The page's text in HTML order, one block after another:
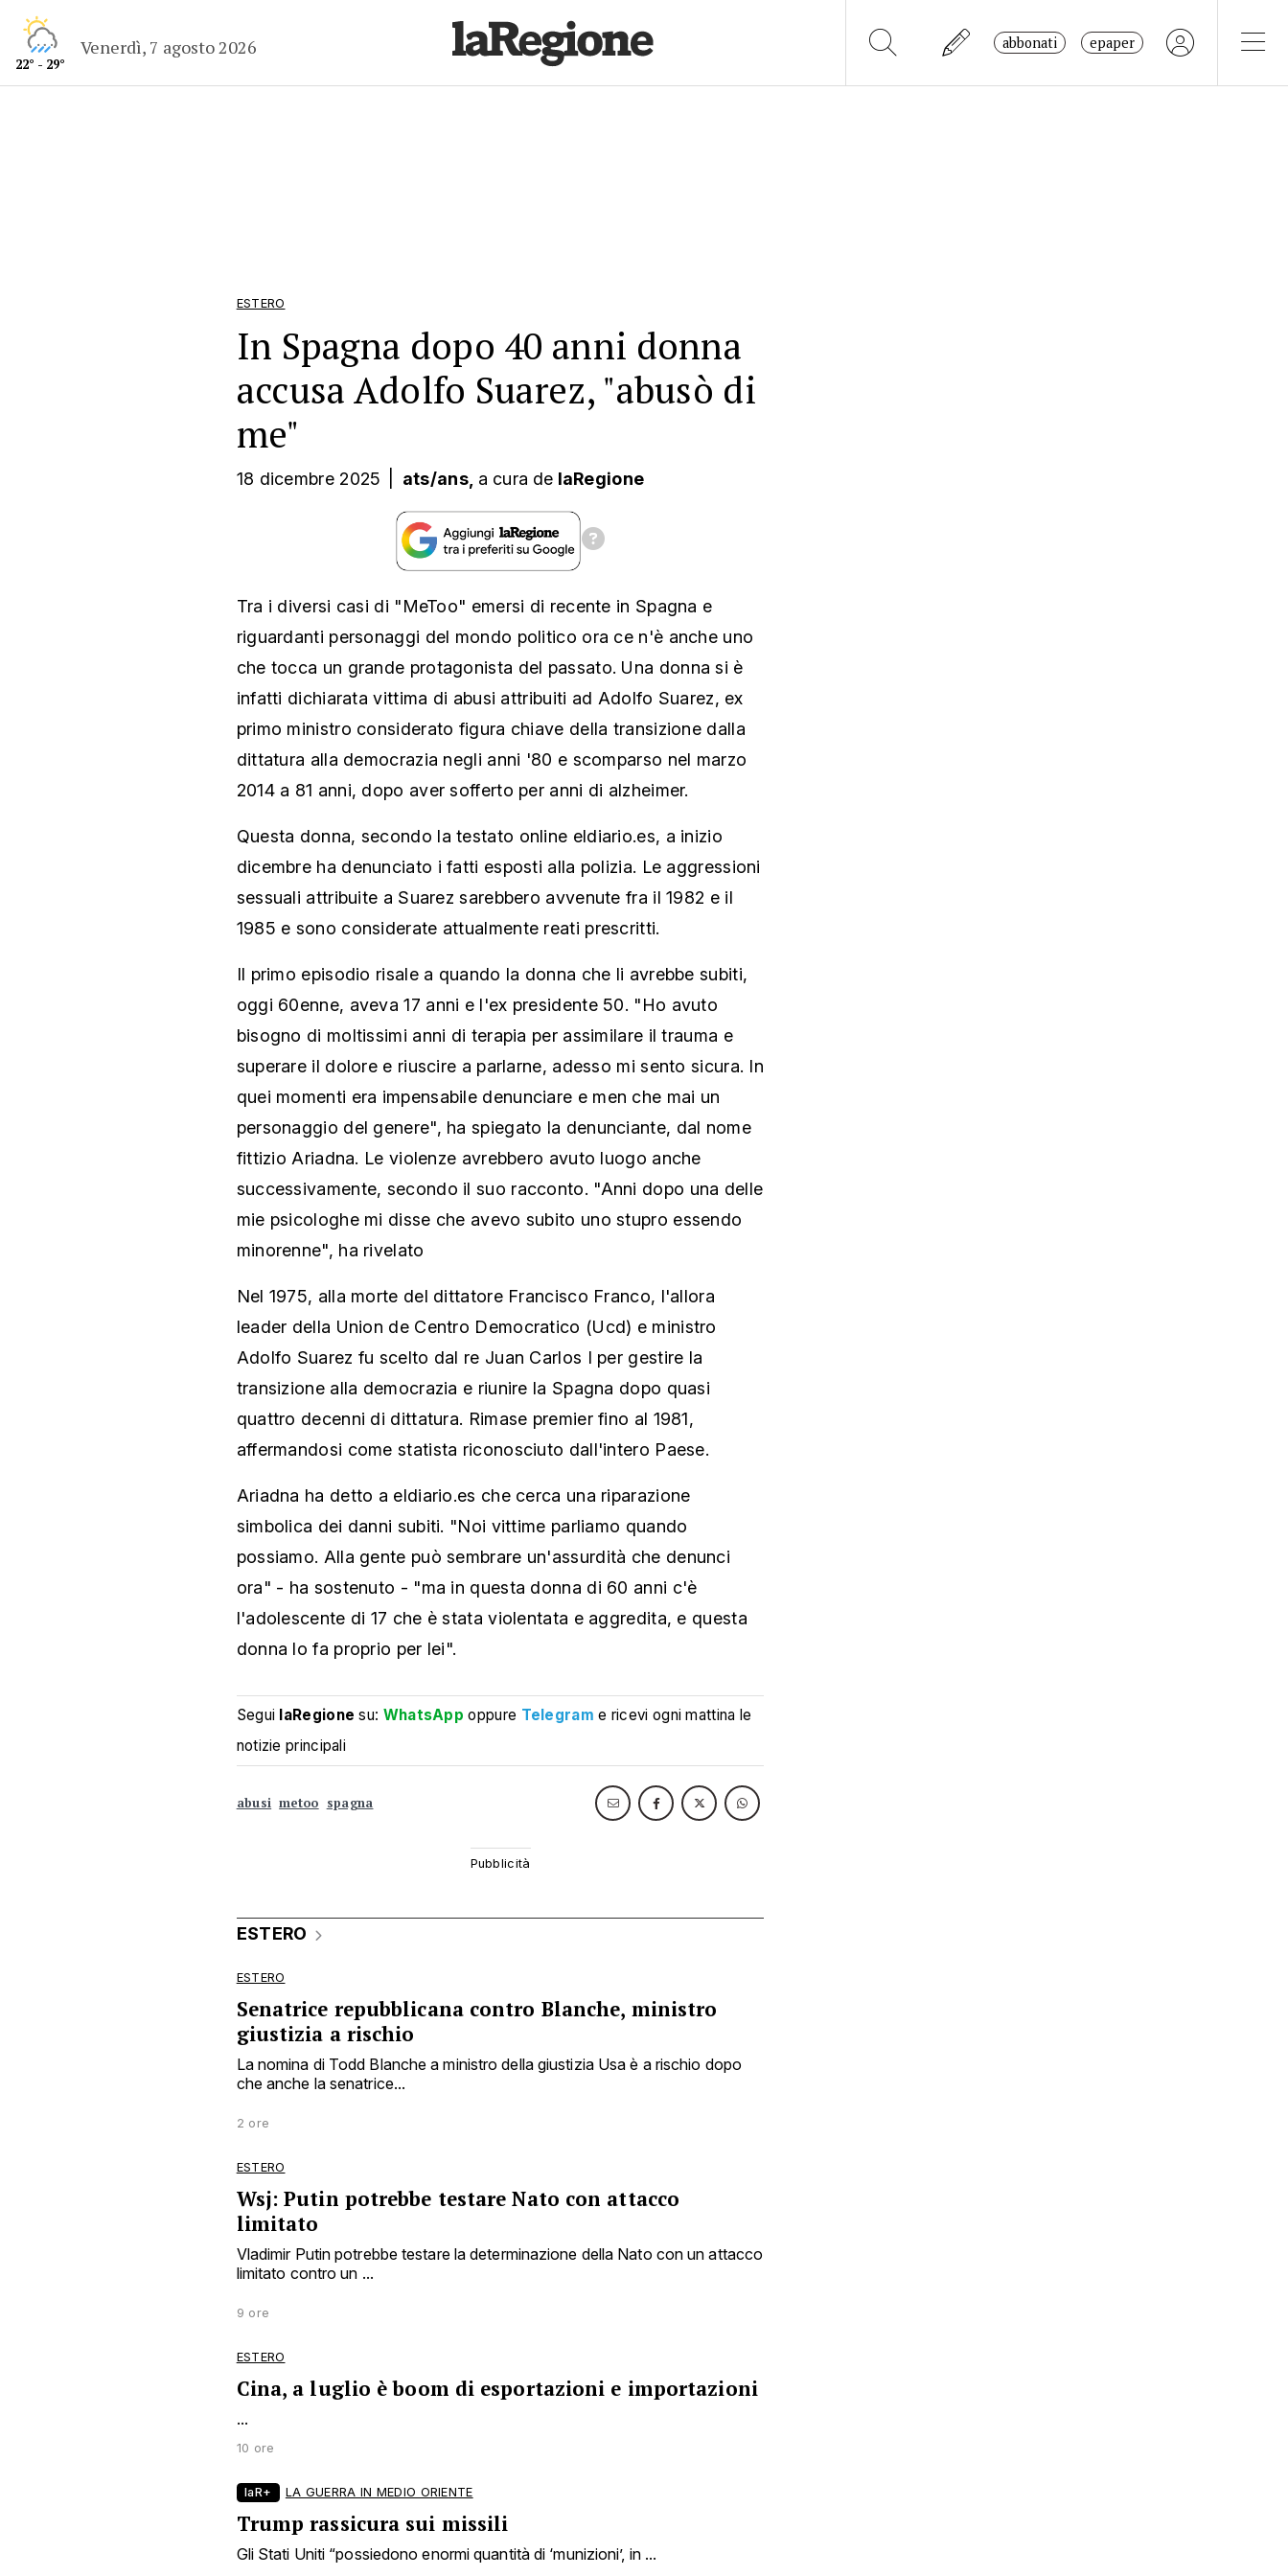
22° - 29°
Venerdì, 7 agosto 2026 abbonati epaper
ESTERO
In Spagna dopo 40 anni donna
accusa Adolfo Suarez, "abusò di
me"
18 dicembre 2025 ats/ans, a cura de laRegione
Tra i diversi casi di "MeToo" emersi di recente in Spagna e
riguardanti personaggi del mondo politico ora ce n'è anche uno
che tocca un grande protagonista del passato. Una donna si è
infatti dichiarata vittima di abusi attribuiti ad Adolfo Suarez, ex
primo ministro considerato figura chiave della transizione dalla
dittatura alla democrazia negli anni '80 e scomparso nel marzo
2014 a 81 anni, dopo aver sofferto per anni di alzheimer.
Questa donna, secondo la testato online eldiario.es, a inizio
dicembre ha denunciato i fatti esposti alla polizia. Le aggressioni
sessuali attribuite a Suarez sarebbero avvenute fra il 1982 e il
1985 e sono considerate attualmente reati prescritti.
Il primo episodio risale a quando la donna che li avrebbe subiti,
oggi 60enne, aveva 17 anni e l'ex presidente 50. "Ho avuto
bisogno di moltissimi anni di terapia per assimilare il trauma e
superare il dolore e riuscire a parlarne, adesso mi sento sicura. In
quei momenti era impensabile denunciare e men che mai un
personaggio del genere", ha spiegato la denunciante, dal nome
fittizio Ariadna. Le violenze avrebbero avuto luogo anche
successivamente, secondo il suo racconto. "Anni dopo una delle
mie psicologhe mi disse che avevo subito uno stupro essendo
minorenne", ha rivelato
Nel 1975, alla morte del dittatore Francisco Franco, l'allora
leader della Union de Centro Democratico (Ucd) e ministro
Adolfo Suarez fu scelto dal re Juan Carlos I per gestire la
transizione alla democrazia e riunire la Spagna dopo quasi
quattro decenni di dittatura. Rimase premier fino al 1981,
affermandosi come statista riconosciuto dall'intero Paese.
Ariadna ha detto a eldiario.es che cerca una riparazione
simbolica dei danni subiti. "Noi vittime parliamo quando
possiamo. Alla gente può sembrare un'assurdità che denunci
ora" - ha sostenuto - "ma in questa donna di 60 anni c'è
l'adolescente di 17 che è stata violentata e aggredita, e questa
donna lo fa proprio per lei".
Segui laRegione su: WhatsApp oppure Telegram e ricevi ogni mattina le
notizie principali
abusi metoo spagna
ESTERO
ESTERO
Senatrice repubblicana contro Blanche, ministro
giustizia a rischio
La nomina di Todd Blanche a ministro della giustizia Usa è a rischio dopo
che anche la senatrice...
2 ore
ESTERO
Wsj: Putin potrebbe testare Nato con attacco
limitato
Vladimir Putin potrebbe testare la determinazione della Nato con un attacco
limitato contro un ...
9 ore
ESTERO
Cina, a luglio è boom di esportazioni e importazioni
...
10 ore
laR+ LA GUERRA IN MEDIO ORIENTE
Trump rassicura sui missili
Gli Stati Uniti “possiedono enormi quantità di ‘munizioni’, in ...